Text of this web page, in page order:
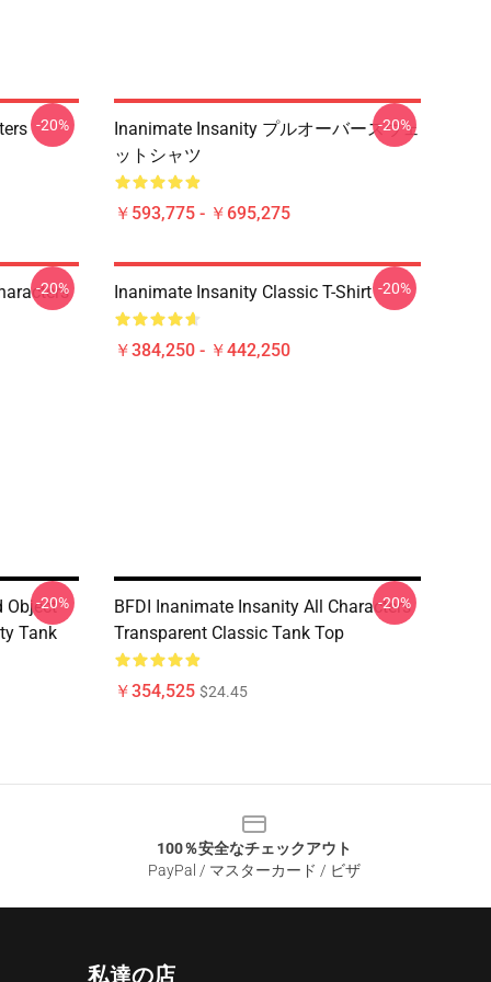
-20%
Inanimate Insanity プルオーバースウェ
ットシャツ
￥593,775 - ￥695,275
-20%
-20% Inanimate Insanity Classic T-Shirt
￥384,250 - ￥442,250
-20%
Object
Tank
-20%
BFDI Inanimate Insanity All Characters
Transparent Classic Tank Top
￥354,525 $24.45
-20%
100％安全なチェックアウト
PayPal / マスターカード / ビザ
私達の店